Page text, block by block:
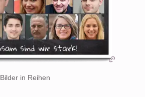
Bilder in Reihen